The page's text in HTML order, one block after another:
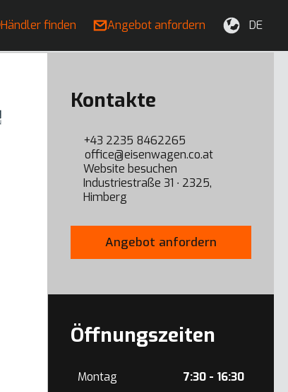
Händler finden Angebot anfordern DE
Kontakte
+43 2235 8462265
office@eisenwagen.co.at
Website besuchen
Industriestraße 31 ∙ 2325,
Himberg
Angebot anfordern
Öffnungszeiten
Montag 7:30 - 16:30